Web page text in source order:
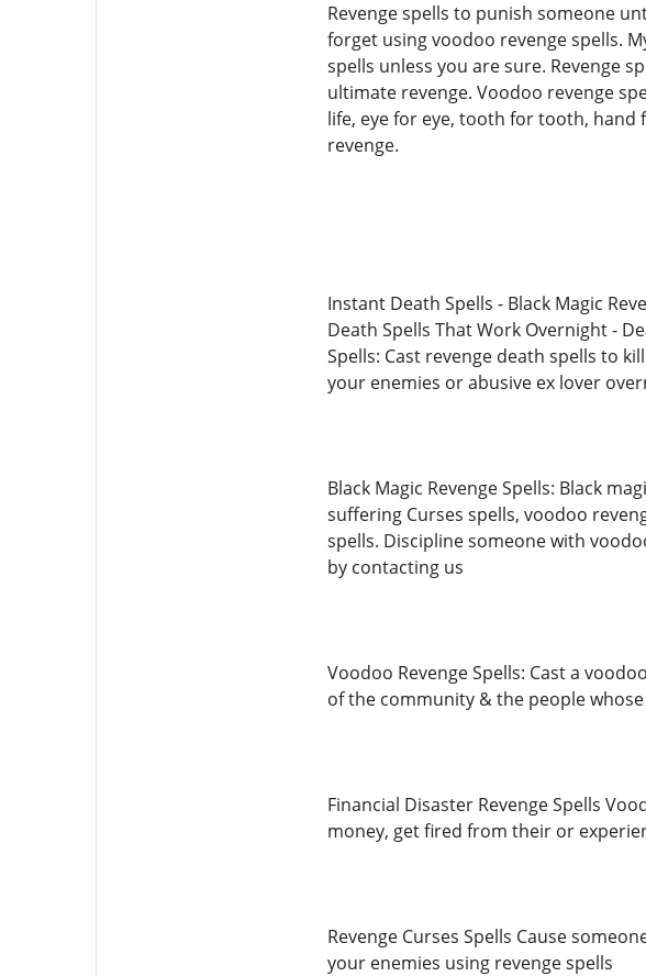
Revenge spells to punish someone
forget using voodoo revenge spells.
spells unless you are sure. Revenge
ultimate revenge. Voodoo revenge
life, eye for eye, tooth for tooth,
revenge.
Instant Death Spells - Black Magic
Death Spells That Work Overnight -
Spells: Cast revenge death spells to
your enemies or abusive ex lover
Black Magic Revenge Spells: Black
suffering Curses spells, voodoo
spells. Discipline someone with
by contacting us
Voodoo Revenge Spells: Cast a
of the community & the people
Financial Disaster Revenge Spells
money, get fired from their or
Revenge Curses Spells Cause
your enemies using revenge spells